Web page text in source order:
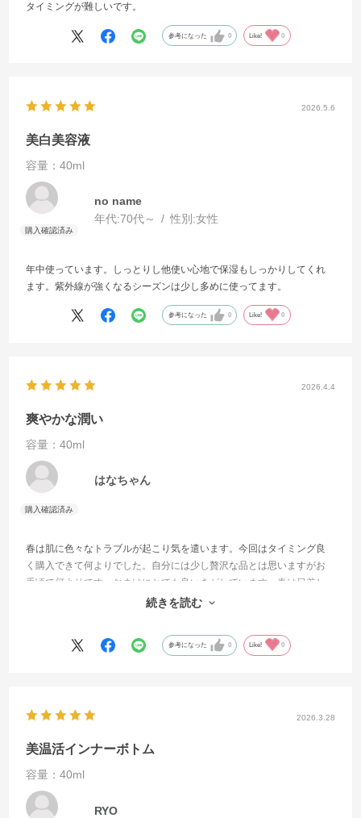
タイミングが難しいです。
参考になった 0 Like! 0
2026.5.6
美白美容液
容量：40ml
no name
年代:70代～ 性別:女性
年中使っています。しっとりし他使い心地で保湿もしっかりしてくれ
ます。紫外線が強くなるシーズンは少し多めに使ってます。
参考になった 0 Like! 0
2026.4.4
爽やかな潤い
容量：40ml
はなちゃん
春は肌に色々なトラブルが起こり気を遣います。今回はタイミング良
く購入できて何よりでした。自分には少し贅沢な品とは思いますがお
手頃で何よりです。おまけにとても良いきがしています。春は日差し
と乾燥等きをつかいますが少し贅沢な品を加えただけで気分も上がり
続きを読む
参考になった 0 Like! 0
2026.3.28
美温活インナーボトム
容量：40ml
RYO